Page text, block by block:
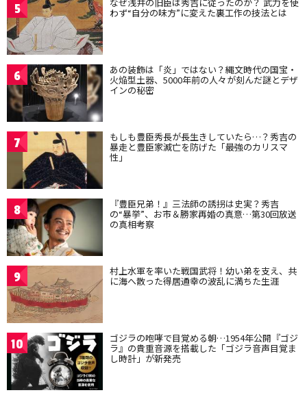
5 わず“自分の味方”に変えた裏工作の技法とは
6 あの装飾は「炎」ではない？縄文時代の国宝・
火焔型土器、5000年前の人々が刻んだ謎とデザ
インの秘密
7 もしも豊臣秀長が長生きしていたら…？秀吉の
暴走と豊臣家滅亡を防げた「最強のカリスマ
性」
8 『豊臣兄弟！』三法師の誘拐は史実？秀吉
の“暴挙”、お市＆勝家再婚の真意…第30回放送
の真相考察
9 村上水軍を率いた戦国武将！幼い弟を支え、共
に海へ散った得居通幸の波乱に満ちた生涯
10 ゴジラの咆哮で目覚める朝…1954年公開『ゴジ
ラ』の貴重音源を搭載した「ゴジラ音声目覚ま
し時計」が新発売